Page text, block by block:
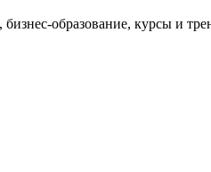
образование, курсы и